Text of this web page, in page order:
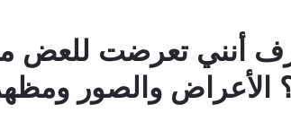
أنني تعرضت للعض
الأعراض والصور